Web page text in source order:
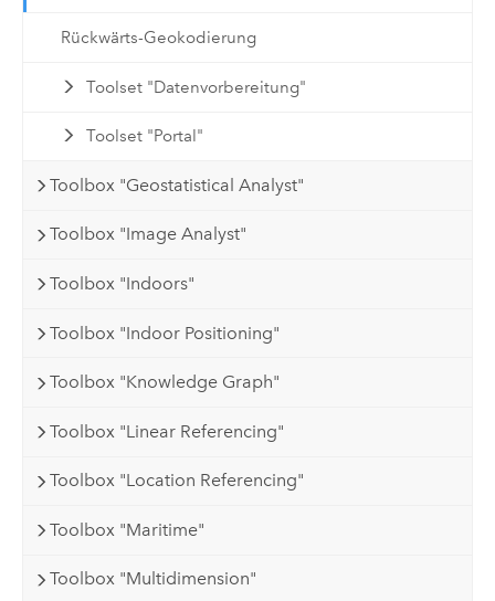
Rückwärts-Geokodierung
Toolset "Datenvorbereitung"
Toolset "Portal"
Toolbox "Geostatistical Analyst"
Toolbox "Image Analyst"
Toolbox "Indoors"
Toolbox "Indoor Positioning"
Toolbox "Knowledge Graph"
Toolbox "Linear Referencing"
Toolbox "Location Referencing"
Toolbox "Maritime"
Toolbox "Multidimension"